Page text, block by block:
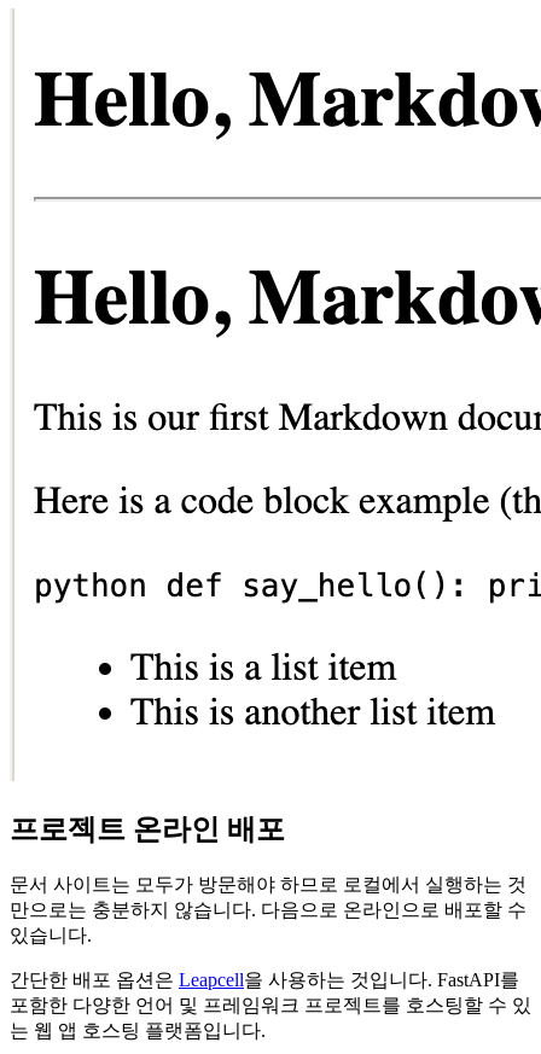
프로젝트 온라인 배포
문서 사이트는 모두가 방문해야 하므로 로컬에서 실행하는 것
만으로는 충분하지 않습니다. 다음으로 온라인으로 배포할 수
있습니다.
간단한 배포 옵션은 Leapcell을 사용하는 것입니다. FastAPI를
포함한 다양한 언어 및 프레임워크 프로젝트를 호스팅할 수 있
는 웹 앱 호스팅 플랫폼입니다.